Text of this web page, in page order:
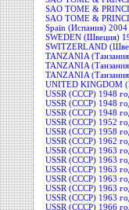
SAO TOME &
SAO TOME &
Spain (Испания)
SWEDEN (Швеция)
SWITZERLAND
TANZANIA
TANZANIA
TANZANIA
UNITED KINGDOM
USSR (СССР) 1948
USSR (СССР) 1948
USSR (СССР) 1948
USSR (СССР) 1952
USSR (СССР) 1958
USSR (СССР) 1962
USSR (СССР) 1963
USSR (СССР) 1963
USSR (СССР) 1963
USSR (СССР) 1963
USSR (СССР) 1963
USSR (СССР) 1963
USSR (СССР) 1966